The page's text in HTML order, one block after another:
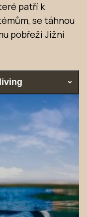
patří k
se táhnou
pobřeží Jižní